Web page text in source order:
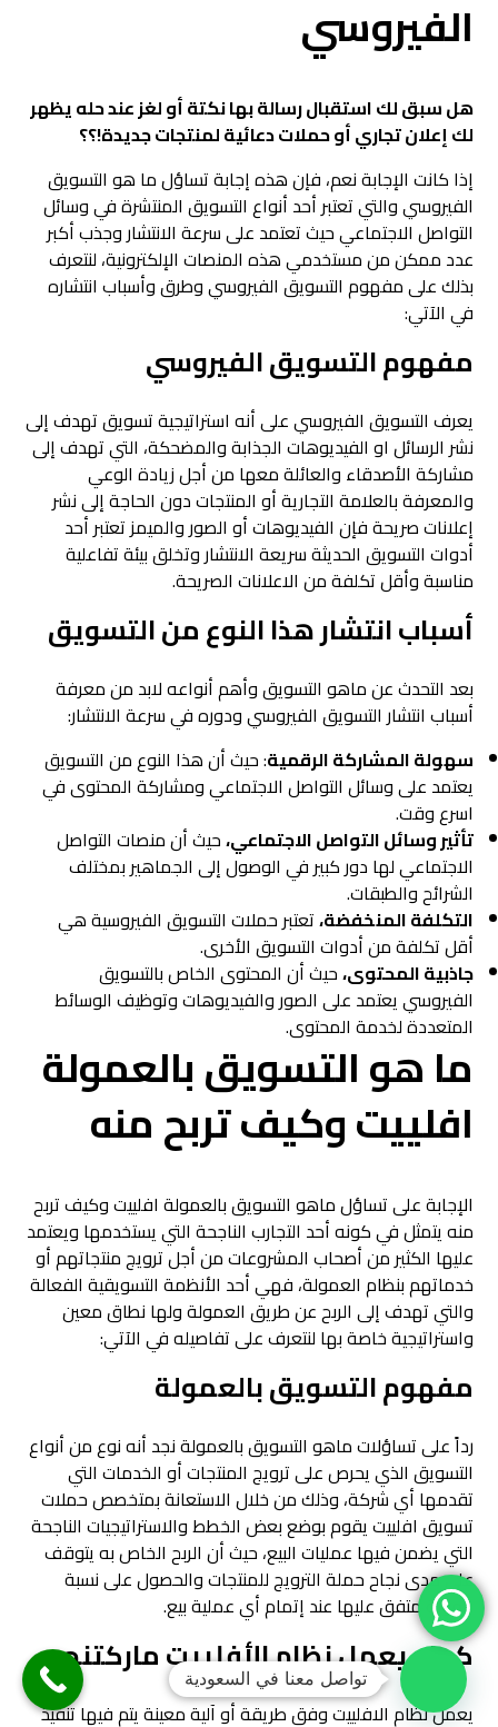
الفيروسي
هل سبق لك استقبال رسالة بها نكتة أو لغز عند حله يظهر
لك إعلان تجاري أو حملات دعائية لمنتجات جديدة!؟؟
إذا كانت الإجابة نعم، فإن هذه إجابة تساؤل ما هو التسويق
الفيروسي والتي تعتبر أحد أنواع التسويق المنتشرة في وسائل
التواصل الاجتماعي حيث تعتمد على سرعة الانتشار وجذب أكبر
عدد ممكن من مستخدمي هذه المنصات الإلكترونية، لنتعرف
بذلك على مفهوم التسويق الفيروسي وطرق وأسباب انتشاره
في الآتي:
مفهوم التسويق الفيروسي
يعرف التسويق الفيروسي على أنه استراتيجية تسويق تهدف إلى
نشر الرسائل او الفيديوهات الجذابة والمضحكة، التي تهدف إلى
مشاركة الأصدقاء والعائلة معها من أجل زيادة الوعي
والمعرفة بالعلامة التجارية أو المنتجات دون الحاجة إلى نشر
إعلانات صريحة فإن الفيديوهات أو الصور والميمز تعتبر أحد
أدوات التسويق الحديثة سريعة الانتشار وتخلق بيئة تفاعلية
مناسبة وأقل تكلفة من الاعلانات الصريحة.
أسباب انتشار هذا النوع من التسويق
بعد التحدث عن ماهو التسويق وأهم أنواعه لابد من معرفة
أسباب انتشار التسويق الفيروسي ودوره في سرعة الانتشار:
سهولة المشاركة الرقمية: حيث أن هذا النوع من التسويق
يعتمد على وسائل التواصل الاجتماعي ومشاركة المحتوى في
اسرع وقت.
تأثير وسائل التواصل الاجتماعي،حيث أن منصات التواصل
الاجتماعي لها دور كبير في الوصول إلى الجماهير بمختلف
الشرائح والطبقات.
التكلفة المنخفضة،تعتبر حملات التسويق الفيروسية هي
أقل تكلفة من أدوات التسويق الأخرى.
جاذبية المحتوى،حيث أن المحتوى الخاص بالتسويق
الفيروسي يعتمد على الصور والفيديوهات وتوظيف الوسائط
المتعددة لخدمة المحتوى.
ما هو التسويق بالعمولة
افلييت وكيف تربح منه
الإجابة على تساؤل ماهو التسويق بالعمولة افلييت وكيف تربح
منه يتمثل في كونه أحد التجارب الناجحة التي يستخدمها ويعتمد
عليها الكثير من أصحاب المشروعات من أجل ترويج منتجاتهم أو
خدماتهم بنظام العمولة، فهي أحد الأنظمة التسويقية الفعالة
والتي تهدف إلى الربح عن طريق العمولة ولها نطاق معين
واستراتيجية خاصة بها لنتعرف على تفاصيله في الآتي:
مفهوم التسويق بالعمولة
رداً على تساؤلات ماهو التسويق بالعمولة نجد أنه نوع من أنواع
التسويق الذي يحرص على ترويج المنتجات أو الخدمات التي
تقدمها أي شركة، وذلك من خلال الاستعانة بمتخصص حملات
تسويق افلييت يقوم بوضع بعض الخطط والاستراتيجيات الناجحة
التي يضمن فيها عمليات البيع، حيث أن الربح الخاص به يتوقف
على مدى نجاح حملة الترويج للمنتجات والحصول على نسبة
عمولة متفق عليها عند إتمام أي عملية بيع.
كيف يعمل نظام الأفلييت ماركتنج
يعمل نظام الافلييت وفق طريقة أو آلية معينة يتم فيها تنفيذ
تواصل معنا في السعودية